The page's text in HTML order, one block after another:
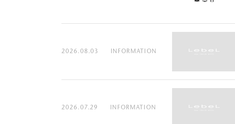
2026.08.03 INFORMATION
2026.07.29 INFORMATION